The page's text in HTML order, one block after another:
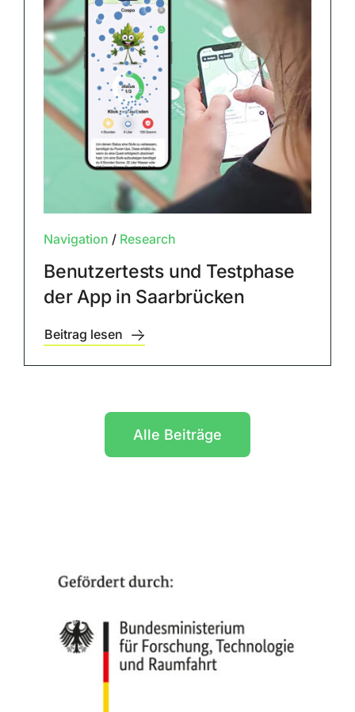
Navigation / Research
Benutzertests und Testphase
der App in Saarbrücken
Beitrag lesen
Alle Beiträge